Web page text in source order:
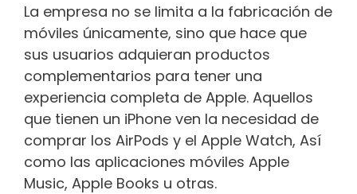
La empresa no se limita a la fabricación de
móviles únicamente, sino que hace que
sus usuarios adquieran productos
complementarios para tener una
experiencia completa de Apple. Aquellos
que tienen un iPhone ven la necesidad de
comprar los AirPods y el Apple Watch, Así
como las aplicaciones móviles Apple
Music, Apple Books u otras.